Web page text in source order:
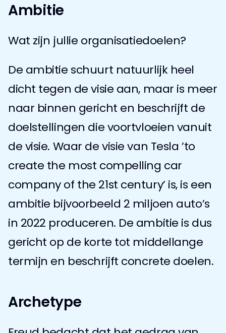
Ambitie
Wat zijn jullie organisatiedoelen?
De ambitie schuurt natuurlijk heel
dicht tegen de visie aan, maar is meer
naar binnen gericht en beschrijft de
doelstellingen die voortvloeien vanuit
de visie. Waar de visie van Tesla ’to
create the most compelling car
company of the 21st century’ is, is een
ambitie bijvoorbeeld 2 miljoen auto’s
in 2022 produceren. De ambitie is dus
gericht op de korte tot middellange
termijn en beschrijft concrete doelen.
Archetype